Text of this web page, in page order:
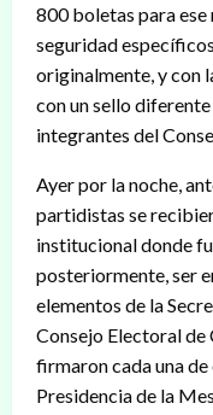
800 boletas para
seguridad
originalmente, y con
con un sello
integrantes del
Ayer por la noche,
partidistas se
institucional donde
posteriormente, ser
elementos de la
Consejo Electoral de
firmaron cada una
Presidencia de la